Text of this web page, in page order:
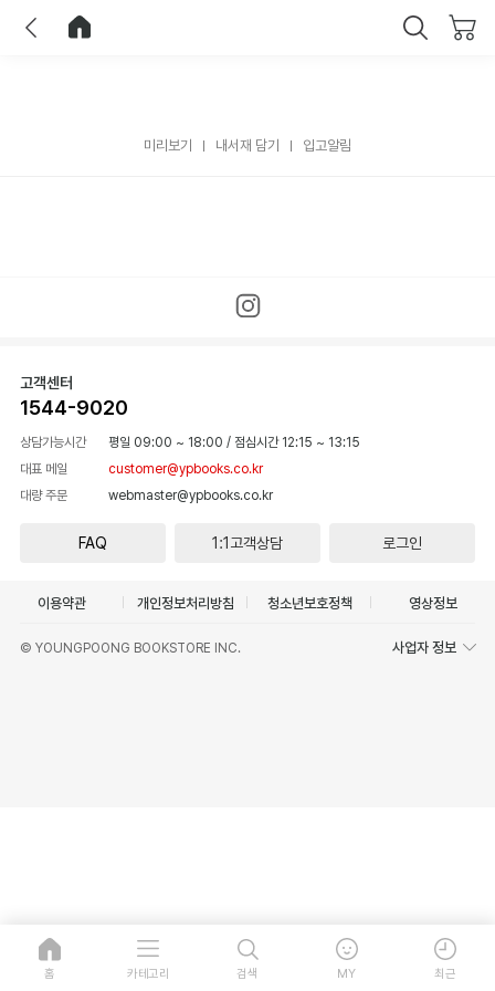
미리보기 내서재 담기 입고알림
고객센터
1544-9020
상담가능시간 평일 09:00 ~ 18:00 / 점심시간 12:15 ~ 13:15
대표 메일
customer@ypbooks.co.kr
대량 주문
webmaster@ypbooks.co.kr
FAQ 1:1고객상담 로그인
이용약관 개인정보처리방침 청소년보호정책 영상정보
© YOUNGPOONG BOOKSTORE INC. 사업자 정보
홈 카테고리 검색 MY 최근